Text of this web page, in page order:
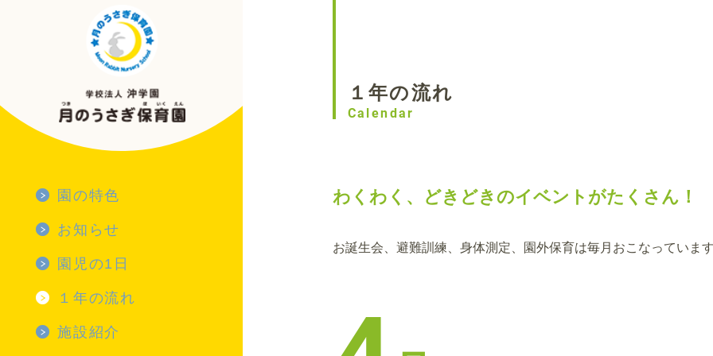
園の特色
お知らせ
園児の1日
園児の1日 TOP
乳児
１年の流れ
１年の流れ TOP
施設紹介
１年の流れ
Calendar
わくわく、どきどきのイベントがたくさん！
お誕生会、避難訓練、身体測定、園外保育は毎月おこなっていま